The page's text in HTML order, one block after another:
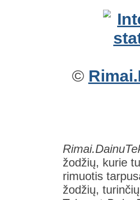
©
žodžių, kurie
rimuotis
žodžių,